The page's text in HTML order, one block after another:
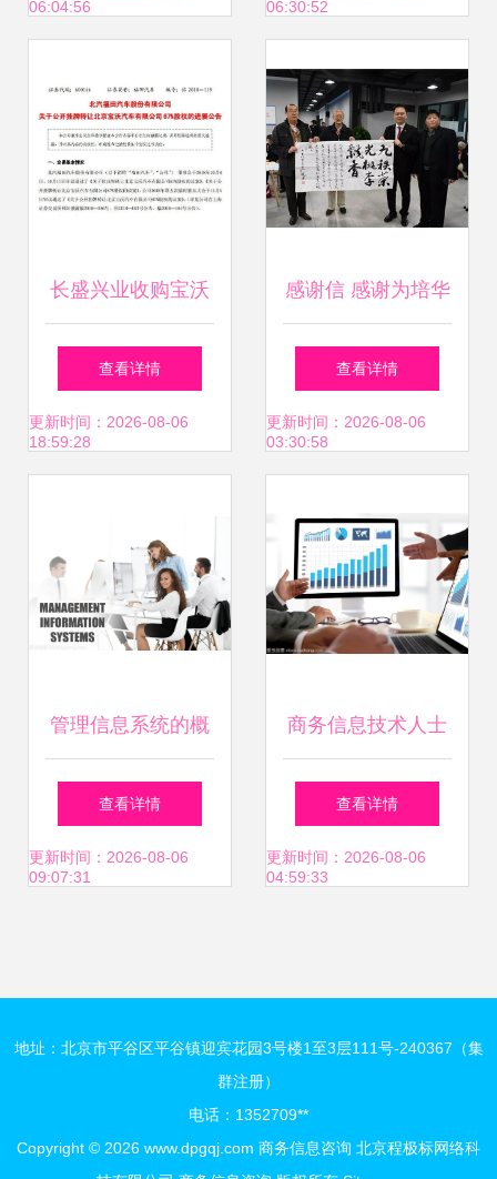
06:04:56
06:30:52
长盛兴业收购宝沃
67%股权，布鲁诺
接替杨嵩任总裁 商
查看详情
更新时间：2026-08-06
18:59:28
感谢信 感谢为培华
90周年校庆倾力付
出的你们
查看详情
更新时间：2026-08-06
03:30:58
管理信息系统的概
念及其在商务信息
咨询中的应用
查看详情
更新时间：2026-08-06
09:07:31
商务信息技术人士
工作硬数据分析在
商务信息咨询中的
查看详情
更新时间：2026-08-06
04:59:33
地址：北京市平谷区平谷镇迎宾花园3号楼1至3层111号-240367（集
群注册）
电话：1352709**
Copyright © 2026 www.dpgqj.com 商务信息咨询 北京程极标网络科